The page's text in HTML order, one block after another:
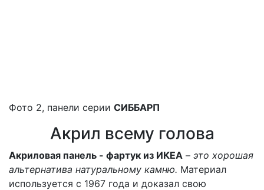
Фото 2, панели серии СИББАРП
Акрил всему голова
Акриловая панель - фартук из ИКЕА – это хорошая
альтернатива натуральному камню. Материал
используется с 1967 года и доказал свою